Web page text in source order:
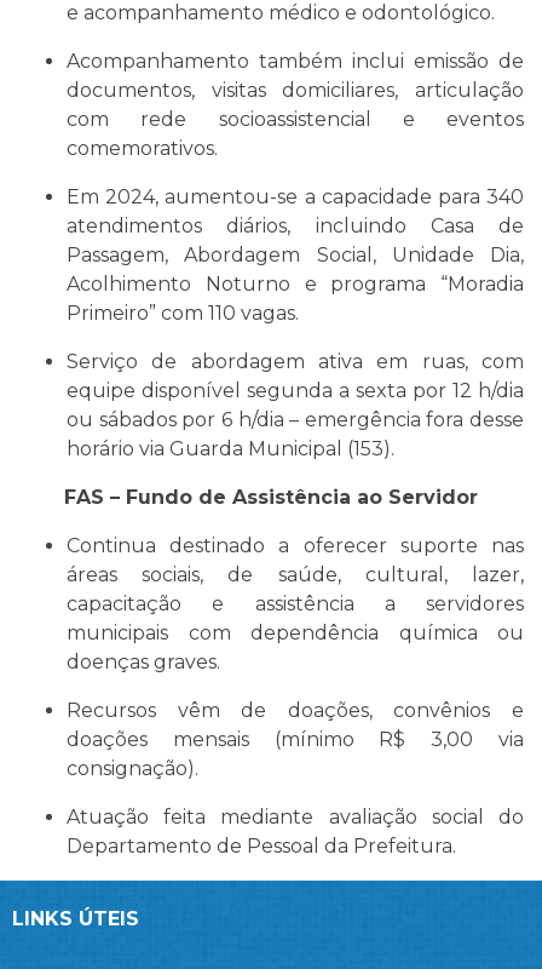
e acompanhamento médico e odontológico.
Acompanhamento também inclui emissão de
documentos, visitas domiciliares, articulação
com rede socioassistencial e eventos
comemorativos.
Em 2024, aumentou-se a capacidade para 340
atendimentos diários, incluindo Casa de
Passagem, Abordagem Social, Unidade Dia,
Acolhimento Noturno e programa “Moradia
Primeiro” com 110 vagas.
Serviço de abordagem ativa em ruas, com
equipe disponível segunda a sexta por 12 h/dia
ou sábados por 6 h/dia – emergência fora desse
horário via Guarda Municipal (153).
FAS – Fundo de Assistência ao Servidor
Continua destinado a oferecer suporte nas
áreas sociais, de saúde, cultural, lazer,
capacitação e assistência a servidores
municipais com dependência química ou
doenças graves.
Recursos vêm de doações, convênios e
doações mensais (mínimo R$ 3,00 via
consignação).
Atuação feita mediante avaliação social do
Departamento de Pessoal da Prefeitura.
LINKS ÚTEIS